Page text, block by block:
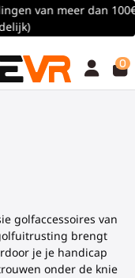
meer dan 100€/115$
0
golfaccessoires van
brengt
je je handicap
onder de knie